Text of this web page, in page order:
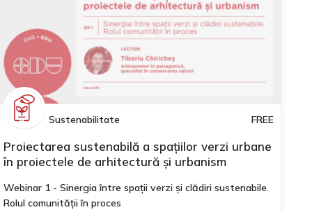
Sustenabilitate FREE
Proiectarea sustenabilă a spațiilor verzi urbane
în proiectele de arhitectură și urbanism
Webinar 1 - Sinergia între spații verzi și clădiri sustenabile.
Rolul comunității în proces